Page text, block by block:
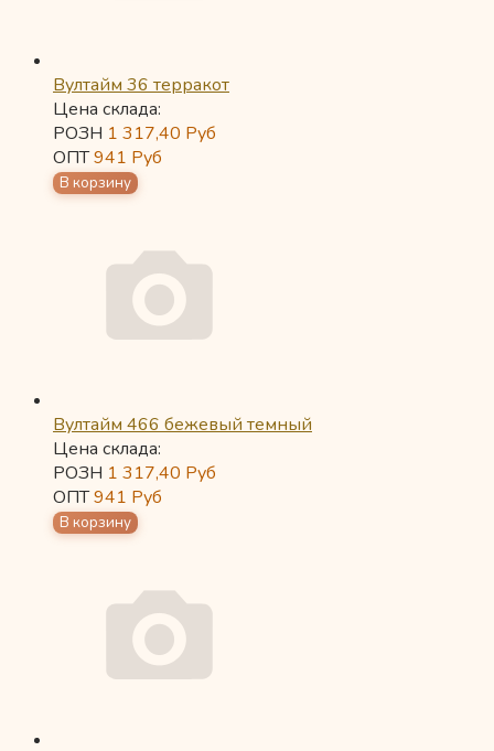
Вултайм 36 терракот
Цена склада:
РОЗН 1 317,40 Руб
ОПТ941 Руб
Вултайм 466 бежевый темный
Цена склада:
РОЗН 1 317,40 Руб
ОПТ941 Руб